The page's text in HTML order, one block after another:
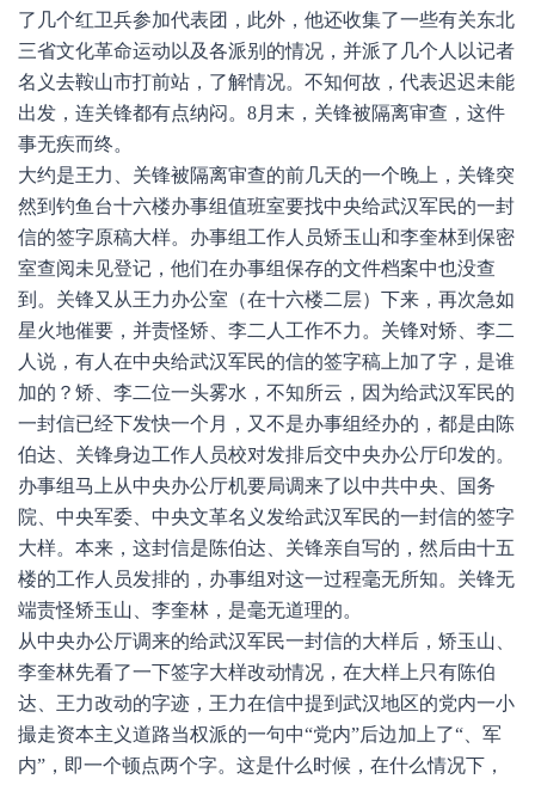
了几个红卫兵参加代表团，此外，他还收集了一些有关东北
三省文化革命运动以及各派别的情况，并派了几个人以记者
名义去鞍山市打前站，了解情况。不知何故，代表迟迟未能
出发，连关锋都有点纳闷。8月末，关锋被隔离审查，这件
事无疾而终。
大约是王力、关锋被隔离审查的前几天的一个晚上，关锋突
然到钓鱼台十六楼办事组值班室要找中央给武汉军民的一封
信的签字原稿大样。办事组工作人员矫玉山和李奎林到保密
室查阅未见登记，他们在办事组保存的文件档案中也没查
到。关锋又从王力办公室（在十六楼二层）下来，再次急如
星火地催要，并责怪矫、李二人工作不力。关锋对矫、李二
人说，有人在中央给武汉军民的信的签字稿上加了字，是谁
加的？矫、李二位一头雾水，不知所云，因为给武汉军民的
一封信已经下发快一个月，又不是办事组经办的，都是由陈
伯达、关锋身边工作人员校对发排后交中央办公厅印发的。
办事组马上从中央办公厅机要局调来了以中共中央、国务
院、中央军委、中央文革名义发给武汉军民的一封信的签字
大样。本来，这封信是陈伯达、关锋亲自写的，然后由十五
楼的工作人员发排的，办事组对这一过程毫无所知。关锋无
端责怪矫玉山、李奎林，是毫无道理的。
从中央办公厅调来的给武汉军民一封信的大样后，矫玉山、
李奎林先看了一下签字大样改动情况，在大样上只有陈伯
达、王力改动的字迹，王力在信中提到武汉地区的党内一小
撮走资本主义道路当权派的一句中“党内”后边加上了“、军
内”，即一个顿点两个字。这是什么时候，在什么情况下，